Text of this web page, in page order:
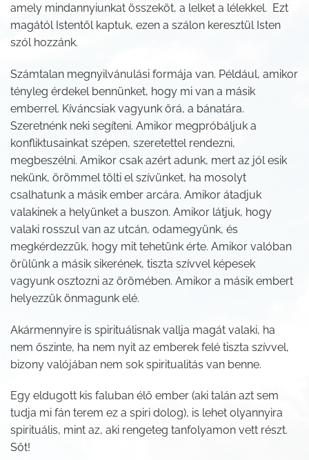
amely mindannyiunkat összeköt, a lelket a lélekkel. Ezt
magától Istentől kaptuk, ezen a szálon keresztül Isten
szól hozzánk.
Számtalan megnyilvánulási formája van. Például, amikor
tényleg érdekel bennünket, hogy mi van a másik
emberrel. Kíváncsiak vagyunk őrá, a bánatára.
Szeretnénk neki segíteni. Amikor megpróbáljuk a
konfliktusainkat szépen, szeretettel rendezni,
megbeszélni. Amikor csak azért adunk, mert az jól esik
nekünk, örömmel tölti el szívünket, ha mosolyt
csalhatunk a másik ember arcára. Amikor átadjuk
valakinek a helyünket a buszon. Amikor látjuk, hogy
valaki rosszul van az utcán, odamegyünk, és
megkérdezzük, hogy mit tehetünk érte. Amikor valóban
örülünk a másik sikerének, tiszta szívvel képesek
vagyunk osztozni az örömében. Amikor a másik embert
helyezzük önmagunk elé.
Akármennyire is spirituálisnak vallja magát valaki, ha
nem őszinte, ha nem nyit az emberek felé tiszta szívvel,
bizony valójában nem sok spiritualitás van benne.
Egy eldugott kis faluban élő ember (aki talán azt sem
tudja mi fán terem ez a spiri dolog), is lehet olyannyira
spirituális, mint az, aki rengeteg tanfolyamon vett részt.
Sőt!